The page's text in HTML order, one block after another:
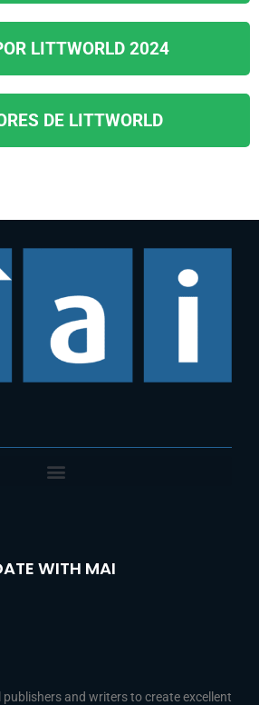
LITTWORLD 2024
DE LITTWORLD
WITH MAI
publishers and writers to create excellent
Indonesian